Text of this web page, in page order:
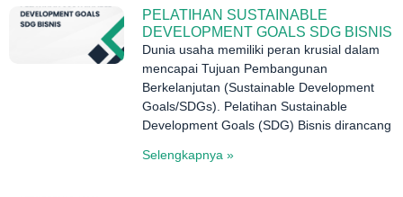
PELATIHAN SUSTAINABLE
DEVELOPMENT GOALS SDG BISNIS
Dunia usaha memiliki peran krusial dalam
mencapai Tujuan Pembangunan
Berkelanjutan (Sustainable Development
Goals/SDGs). Pelatihan Sustainable
Development Goals (SDG) Bisnis dirancang
Selengkapnya »